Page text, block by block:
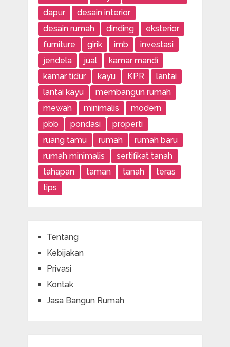
dapur
desain interior
desain rumah
dinding
eksterior
furniture
girik imb
investasi
jendela
jual
kamar mandi
kamar tidur
kayu KPR
lantai
lantai kayu
membangun rumah
mewah
minimalis
modern
pbb
pondasi
properti
ruang tamu
rumah
rumah baru
rumah minimalis
sertifikat tanah
tahapan
taman tanah
teras
tips
Tentang
Kebijakan
Privasi
Kontak
Jasa Bangun Rumah